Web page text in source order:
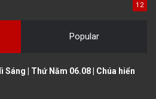
12
Popular
Sáng | Thứ Năm 06.08 | Chúa hiển